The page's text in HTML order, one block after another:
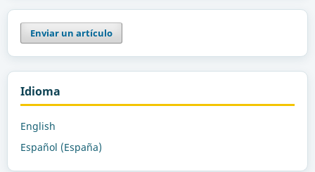
Enviar un artículo
Idioma
English
Español (España)